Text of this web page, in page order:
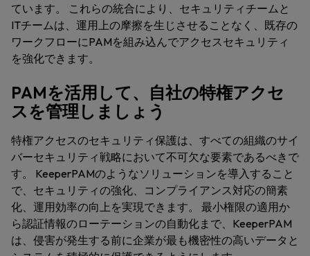
ています。 これらの統合により、セキュリティチームと
ITチームは、運用上の摩擦を生じさせることなく、既存の
ワークフローにPAMを組み込んでアクセスセキュリティ
を強化できます。
PAMを活用して、自社の特権アクセ
スを管理しましょう
特権アクセスのセキュリティ保護は、すべての組織のサイ
バーセキュリティ戦略において不可欠な要素であるべきで
す。 KeeperPAMのようなソリューションを導入すること
で、セキュリティの強化、コンプライアンス対応の簡素
化、運用効率の向上を実現できます。 最小権限の適用か
ら認証情報のローテーションの自動化まで、KeeperPAM
は、侵害が発生する前に企業が最も機密性の高いデータと